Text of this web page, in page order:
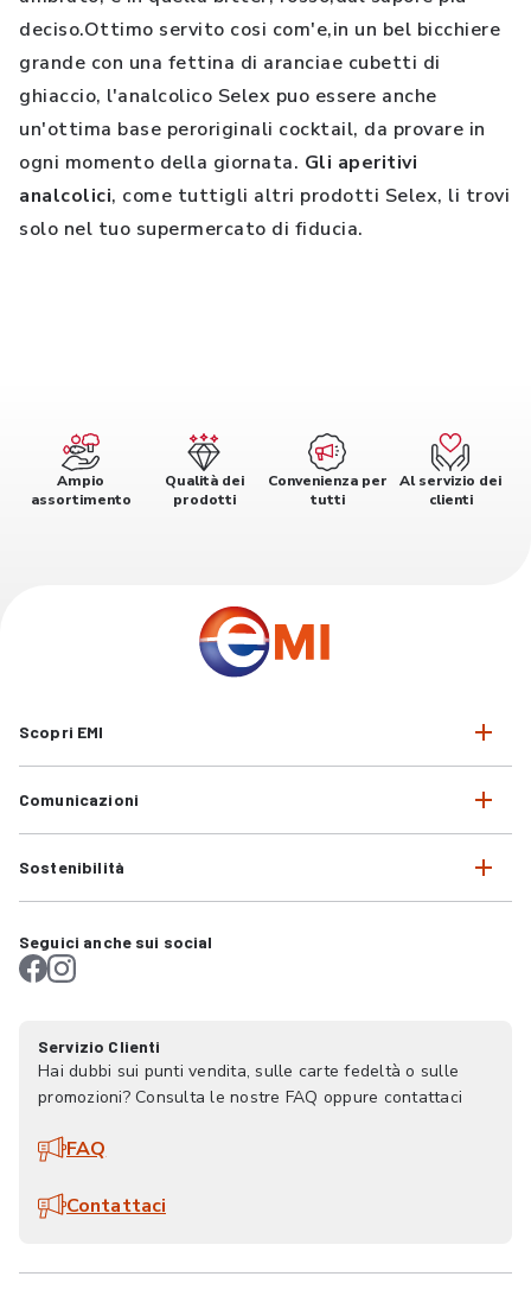
deciso.Ottimo servito cosi com'e,in un bel bicchiere
grande con una fettina di aranciae cubetti di
ghiaccio, l'analcolico Selex puo essere anche
un'ottima base peroriginali cocktail, da provare in
ogni momento della giornata. Gli aperitivi
analcolici, come tuttigli altri prodotti Selex, li trovi
solo nel tuo supermercato di fiducia.
Ampio
assortimento
Qualità dei
prodotti
Convenienza per
tutti
Al servizio dei
clienti
Scopri EMI
Comunicazioni
Sostenibilità
Seguici anche sui social
Servizio Clienti
Hai dubbi sui punti vendita, sulle carte fedeltà o sulle
promozioni? Consulta le nostre FAQ oppure contattaci
FAQ
Contattaci